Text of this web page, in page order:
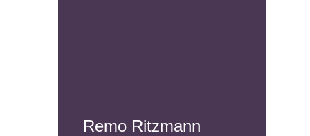
Remo Ritzmann